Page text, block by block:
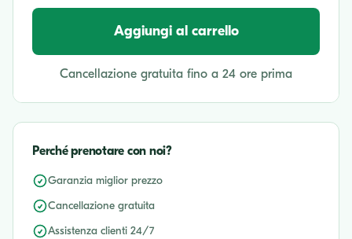
Aggiungi al carrello
Cancellazione gratuita fino a 24 ore prima
Perché prenotare con noi?
Garanzia miglior prezzo
Cancellazione gratuita
Assistenza clienti 24/7